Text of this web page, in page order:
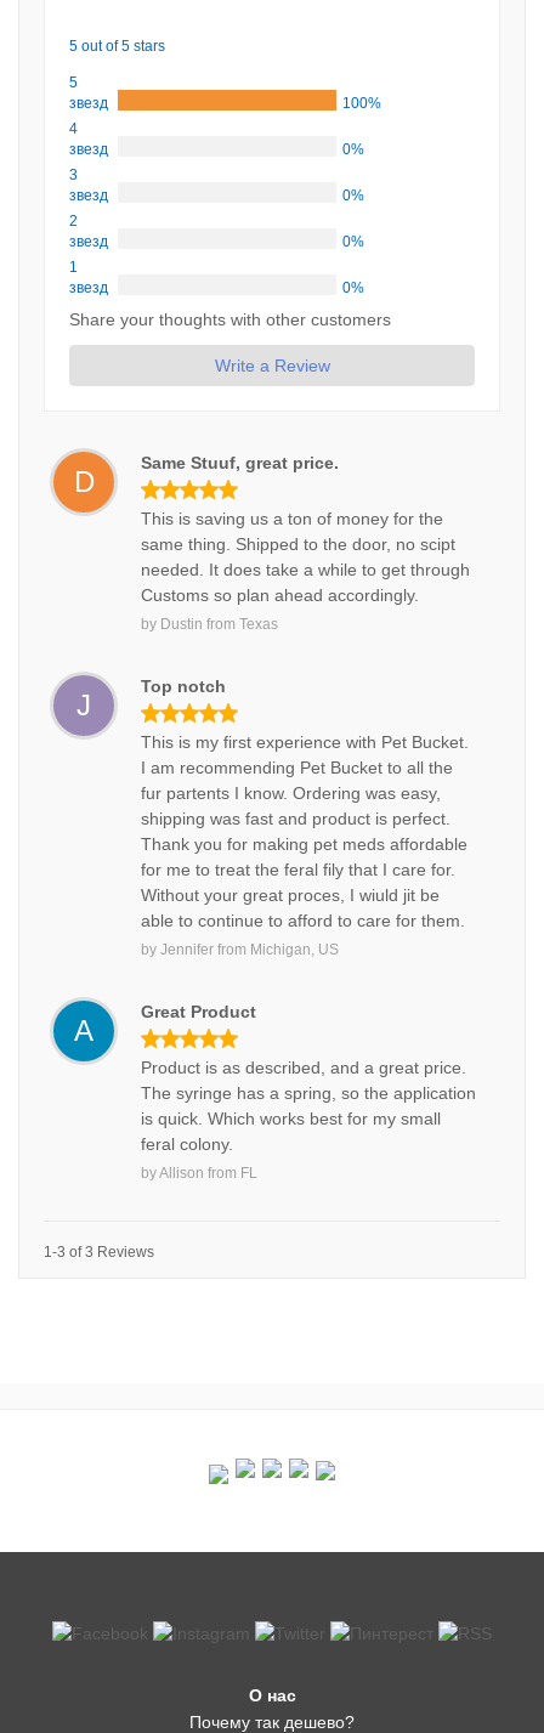
5 out of 5 stars
5
звезд
100%
4
звезд
0%
3
звезд
0%
2
звезд
0%
1
звезд
0%
Share your thoughts with other customers
Write a Review
D
Same Stuuf, great price.
This is saving us a ton of money for the
same thing. Shipped to the door, no scipt
needed. It does take a while to get through
Customs so plan ahead accordingly.
by Dustin from Texas
J
Top notch
This is my first experience with Pet Bucket.
I am recommending Pet Bucket to all the
fur partents I know. Ordering was easy,
shipping was fast and product is perfect.
Thank you for making pet meds affordable
for me to treat the feral fily that I care for.
Without your great proces, I wiuld jit be
able to continue to afford to care for them.
by Jennifer from Michigan, US
A
Great Product
Product is as described, and a great price.
The syringe has a spring, so the application
is quick. Which works best for my small
feral colony.
byAllison from FL
1-3 of 3 Reviews
О нас
Почему так дешево?